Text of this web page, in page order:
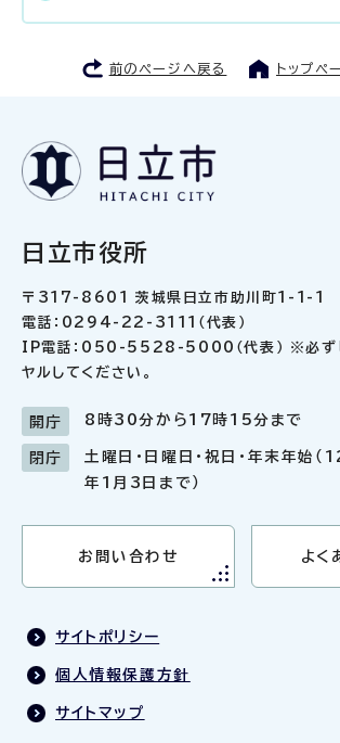
前のページへ戻る トップペ
日立市役所
〒317-8601 茨城県日立市助川町1-1-1
電話：0294-22-3111（代表）
IP電話：050-5528-5000（代表） ※必ず「
ヤルしてください。
開庁 8時30分から17時15分まで
閉庁
土曜日・日曜日・祝日・年末年始
年1月3日まで）
お問い合わせ よく
サイトポリシー
個人情報保護方針
サイトマップ